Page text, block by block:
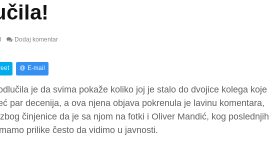
Dodaj komentar
E-mail
je da svima pokaže koliko joj je stalo do dvojice kolega koje
par decenija, a ova njena objava pokrenula je lavinu komentara,
činjenice da je sa njom na fotki i Oliver Mandić, kog poslednjih
prilike često da vidimo u javnosti.